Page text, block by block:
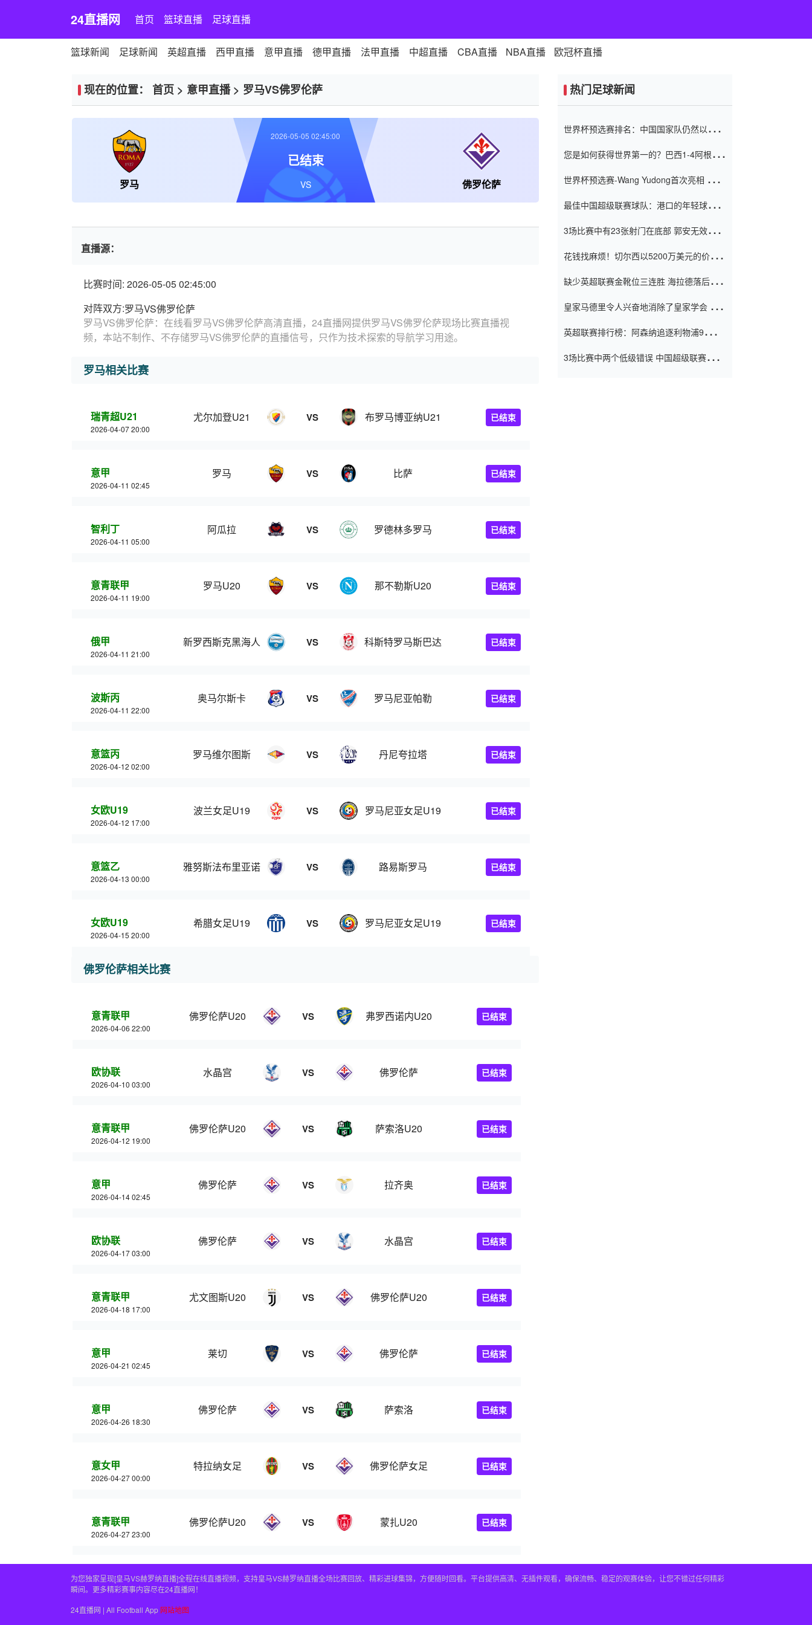
24直播网 首页 篮球直播 足球直播
篮球新闻 足球新闻 英超直播 西甲直播 意甲直播 德甲直播 法甲直播 中超直播 CBA直播 NBA直播 欧冠杯直播
现在的位置： 首页 > 意甲直播> 罗马VS佛罗伦萨
罗马 佛罗伦萨
2026-05-05 02:45:00
已结束
VS
直播源：
比赛时间: 2026-05-05 02:45:00
对阵双方:罗马VS佛罗伦萨
罗马VS佛罗伦萨：在线看罗马VS佛罗伦萨高清直播，24直播网提供罗马VS佛罗伦萨现场比赛直播视
频，本站不制作、不存储罗马VS佛罗伦萨的直播信号，只作为技术探索的导航学习用途。
罗马相关比赛
瑞青超U21
2026-04-07 20:00
尤尔加登U21 VS 布罗马博亚纳U21 已结束
意甲
2026-04-11 02:45
罗马 VS 比萨 已结束
智利丁
2026-04-11 05:00
阿瓜拉 VS 罗德林多罗马 已结束
意青联甲
2026-04-11 19:00
罗马U20 VS 那不勒斯U20 已结束
俄甲
2026-04-11 21:00
新罗西斯克黑海人 VS 科斯特罗马斯巴达 已结束
波斯丙
2026-04-11 22:00
奥马尔斯卡 VS 罗马尼亚帕勒 已结束
意篮丙
2026-04-12 02:00
罗马维尔图斯 VS 丹尼夸拉塔 已结束
女欧U19
2026-04-12 17:00
波兰女足U19 VS 罗马尼亚女足U19 已结束
意篮乙
2026-04-13 00:00
雅努斯法布里亚诺 VS 路易斯罗马 已结束
女欧U19
2026-04-15 20:00
希腊女足U19 VS 罗马尼亚女足U19 已结束
佛罗伦萨相关比赛
意青联甲
2026-04-06 22:00
佛罗伦萨U20 VS 弗罗西诺内U20 已结束
欧协联
2026-04-10 03:00
水晶宫 VS 佛罗伦萨 已结束
意青联甲
2026-04-12 19:00
佛罗伦萨U20 VS 萨索洛U20 已结束
意甲
2026-04-14 02:45
佛罗伦萨 VS 拉齐奥 已结束
欧协联
2026-04-17 03:00
佛罗伦萨 VS 水晶宫 已结束
意青联甲
2026-04-18 17:00
尤文图斯U20 VS 佛罗伦萨U20 已结束
意甲
2026-04-21 02:45
莱切 VS 佛罗伦萨 已结束
意甲
2026-04-26 18:30
佛罗伦萨 VS 萨索洛 已结束
意女甲
2026-04-27 00:00
特拉纳女足 VS 佛罗伦萨女足 已结束
意青联甲
2026-04-27 23:00
佛罗伦萨U20 VS 蒙扎U20 已结束
热门足球新闻
世界杯预选赛排名：中国国家队仍然以6分
您是如何获得世界第一的？巴西1-4阿根
世界杯预选赛-Wang Yudong首次亮相 中国
最佳中国超级联赛球队：港口的年轻球员在
（Taishan）
3场比赛中有23张射门在底部 郭安无效传球
花钱找麻烦！切尔西以5200万美元的价格
窗口
缺少英超联赛金靴位三连胜 海拉德落后6球
皇家马德里令人兴奋地消除了皇家学会 安
英超联赛排行榜：阿森纳追逐利物浦9分 曼
3场比赛中两个低级错误 中国超级联赛的前
为您独家呈现[皇马VS赫罗纳直播]全程在线直播视频，支持皇马VS赫罗纳直播全场比赛回放、精彩进球集锦，方便随时回看。平台提供高清、无插件观看，确保流畅、稳定的观赛体验，让您不错过任何精彩
瞬间。更多精彩赛事内容尽在24直播网！
24直播网 | All Football App 网站地图